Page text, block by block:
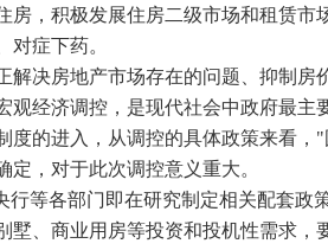
房，积极发展住房二级市场和租赁
对症下药。
决房地产市场存在的问题、抑制房
经济调控，是现代社会中政府最主
度的进入，从调控的具体政策来看
，对于此次调控意义重大。
等各部门即在研究制定相关配套政
墅、商业用房等投资和投机性需求，